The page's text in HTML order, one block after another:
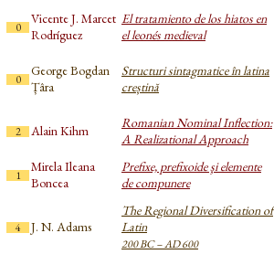
0
Vicente J. Marcet
Rodríguez
El tratamiento de los hiatos en
el leonés medieval
0
George Bogdan
Țâra
Structuri sintagmatice în latina
creștină
2 Alain Kihm
Romanian Nominal Inflection:
A Realizational Approach
1
Mirela Ileana
Boncea
Prefixe, prefixoide şi elemente
de compunere
4 J. N. Adams
The Regional Diversification of
Latin
200 BC – AD 600